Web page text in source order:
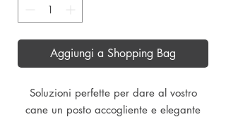
Aggiungi a Shopping Bag
Soluzioni perfette per dare al vostro
cane un posto accogliente e elegante